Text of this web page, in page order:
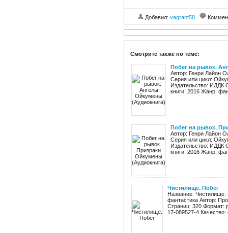
Добавил: vagrant58
Смотрите также по теме:
Побег на рывок.
Автор: Генри Лайон
Серия или цикл:
Издательство: ИДДК
книги: 2016 Жанр:
Побег на рывок.
Автор: Генри Лайон
Серия или цикл:
Издательство: ИДДК
книги: 2016 Жанр:
Чистилище. Побег
Название:
фантастика Автор:
Страниц: 320 Формат:
17-089527-4